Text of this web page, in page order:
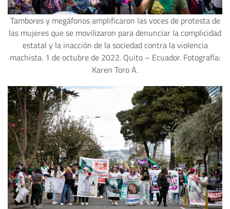
Tambores y megáfonos amplificaron las voces de protesta de
las mujeres que se movilizaron para denunciar la complicidad
estatal y la inacción de la sociedad contra la violencia
machista. 1 de octubre de 2022. Quito – Ecuador. Fotografía:
Karen Toro A.